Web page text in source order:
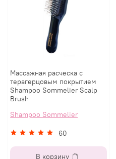
Массажная расческа с
терагерцовым покрытием
Shampoo Sommelier Scalp
Brush
Shampoo Sommelier
60
В корзину